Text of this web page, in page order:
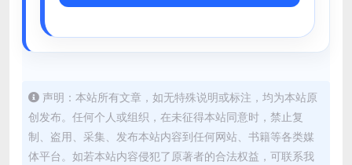
声明：本站所有文章，如无特殊说明或标注，均为本站原
创发布。任何个人或组织，在未征得本站同意时，禁止复
制、盗用、采集、发布本站内容到任何网站、书籍等各类媒
体平台。如若本站内容侵犯了原著者的合法权益，可联系我